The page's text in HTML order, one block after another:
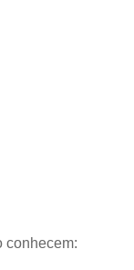
conhecem: